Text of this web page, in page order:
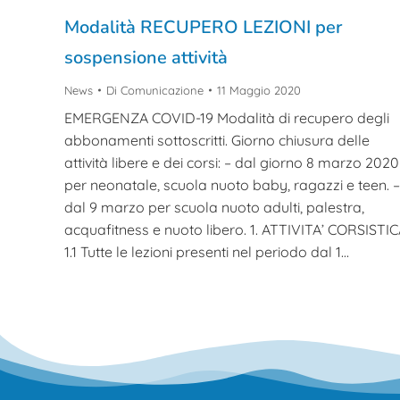
Modalità RECUPERO LEZIONI per
sospensione attività
News Di Comunicazione 11 Maggio 2020
EMERGENZA COVID-19 Modalità di recupero degli
abbonamenti sottoscritti. Giorno chiusura delle
attività libere e dei corsi: – dal giorno 8 marzo 2020
per neonatale, scuola nuoto baby, ragazzi e teen. –
dal 9 marzo per scuola nuoto adulti, palestra,
acquafitness e nuoto libero. 1. ATTIVITA’
1.1 Tutte le lezioni presenti nel periodo dal 1…